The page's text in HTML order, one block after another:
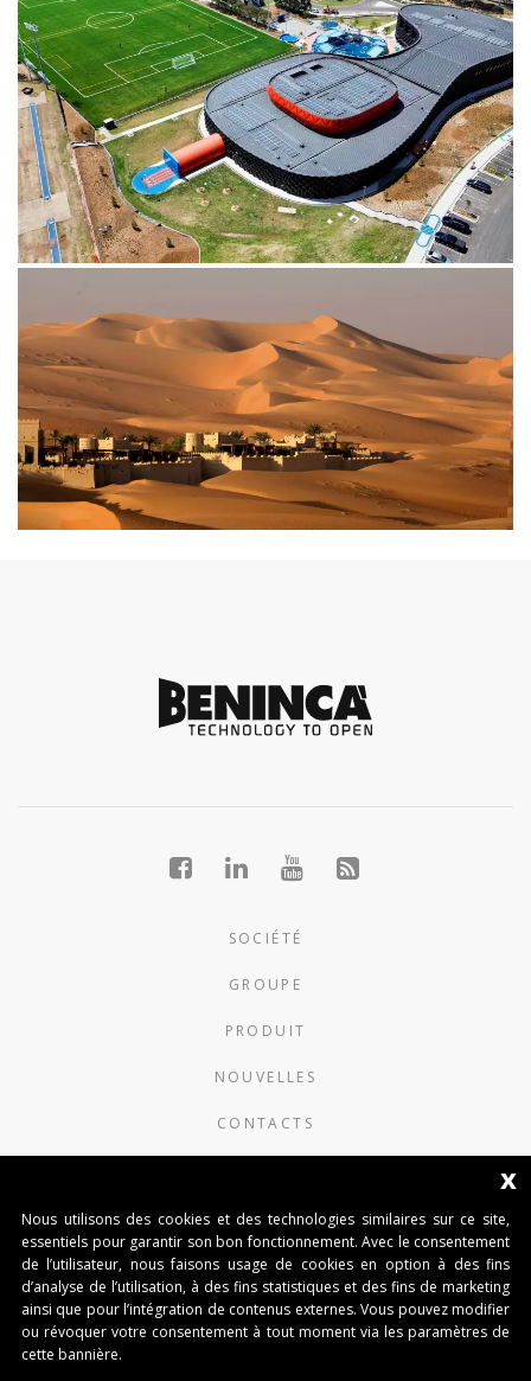
SOCIÉTÉ
GROUPE
PRODUIT
NOUVELLES
CONTACTS
Via del Capitello 45
36066 Sandrigo (Vicenza) Italy
Capitale Sociale € 1.000.000
interamente versato Registro Imprese
x
Nous utilisons des cookies et des technologies similaires sur ce site,
essentiels pour garantir son bon fonctionnement. Avec le consentement
de l’utilisateur, nous faisons usage de cookies en option à des fins
d’analyse de l’utilisation, à des fins statistiques et des fins de marketing
ainsi que pour l’intégration de contenus externes. Vous pouvez modifier
ou révoquer votre consentement à tout moment via les paramètres de
cette bannière.